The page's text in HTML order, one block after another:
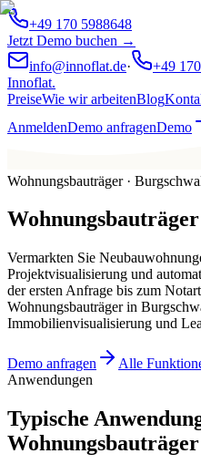
+49 170 5988648
Jetzt Demo buchen →
info@innoflat.de·
+49
Innoflat.
PreiseWie wir arbeitenBlog
AnmeldenDemo anfragenDemo
Wohnungsbauträger ·
Wohnungsbauträger
Vermarkten Sie
Projektvisualisierung und
der ersten Anfrage bis zum
Wohnungsbauträger in
Immobilienvisualisierung und
Demo anfragen
Alle
Anwendungen
Typische